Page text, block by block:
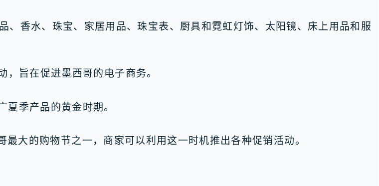
香水、珠宝、家居用品、珠宝表、厨具和霓虹灯饰、太阳镜、床上用品和服
旨在促进墨西哥的电子商务。
季产品的黄金时期。
大的购物节之一，商家可以利用这一时机推出各种促销活动。